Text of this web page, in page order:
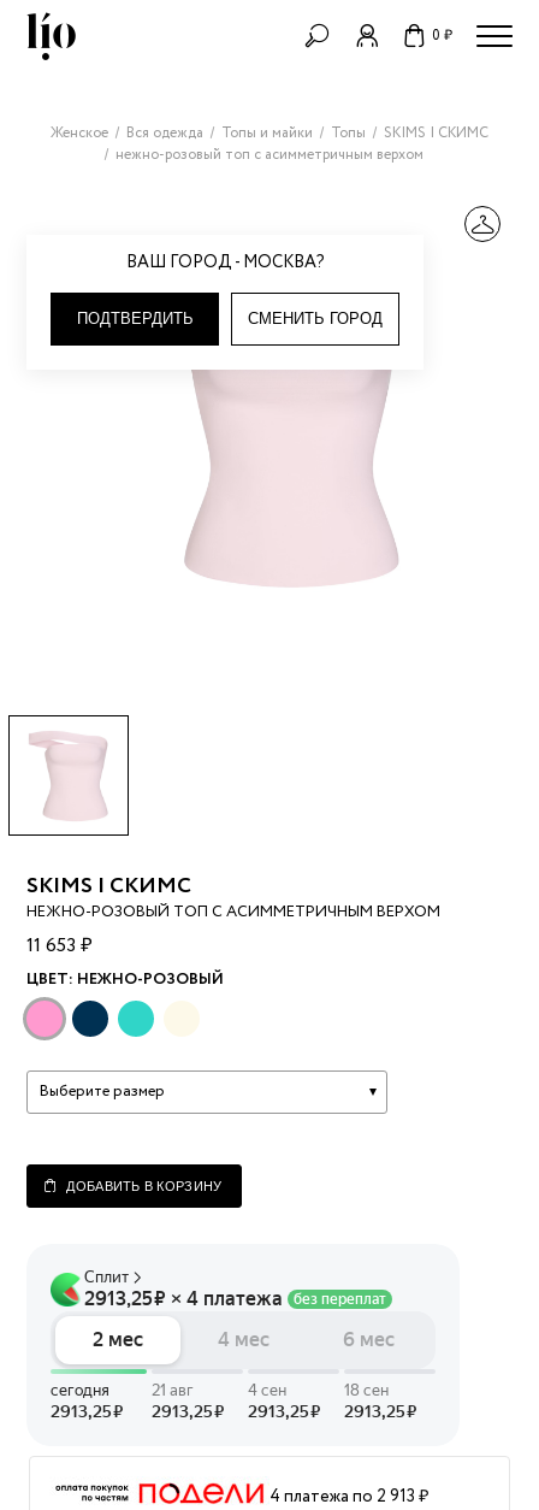
0 ₽
ВАШ ГОРОД - МОСКВА?
ПОДТВЕРДИТЬ СМЕНИТЬ ГОРОД
Женское Вся одежда Топы и майки Топы
SKIMS | СКИМС
нежно-розовый топ с асимметричным верхом
SKIMS | СКИМС
НЕЖНО-РОЗОВЫЙ ТОП С АСИММЕТРИЧНЫМ ВЕРХОМ
11 653 ₽
ЦВЕТ: НЕЖНО-РОЗОВЫЙ
Выберите размер
ДОБАВИТЬ В КОРЗИНУ
4 платежа по 2 913 ₽